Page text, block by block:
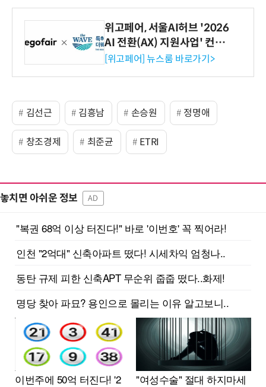
위고페어, 서울AI허브 '2026
AI 전환(AX) 지원사업' 컨소
시엄 선정
[위고페어] 뉴스룸 바로가기>
김선근 김흥남 손승원 정명애
창조경제 최준균 ETRI
놓치면 아쉬운 정보 AD